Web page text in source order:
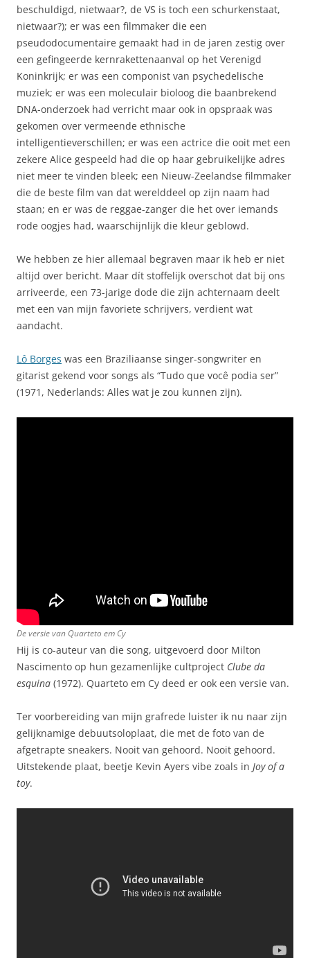
beschuldigd, nietwaar?, de VS is toch een schurkenstaat,
nietwaar?); er was een filmmaker die een
pseudodocumentaire gemaakt had in de jaren zestig over
een gefingeerde kernrakettenaanval op het Verenigd
Koninkrijk; er was een componist van psychedelische
muziek; er was een moleculair bioloog die baanbrekend
DNA-onderzoek had verricht maar ook in opspraak was
gekomen over vermeende ethnische
intelligentieverschillen; er was een actrice die ooit met een
zekere Alice gespeeld had die op haar gebruikelijke adres
niet meer te vinden bleek; een Nieuw-Zeelandse filmmaker
die de beste film van dat werelddeel op zijn naam had
staan; en er was de reggae-zanger die het over iemands
rode oogjes had, waarschijnlijk die kleur geblowd.
We hebben ze hier allemaal begraven maar ik heb er niet
altijd over bericht. Maar dít stoffelijk overschot dat bij ons
arriveerde, een 73-jarige dode die zijn achternaam deelt
met een van mijn favoriete schrijvers, verdient wat
aandacht.
Lô Borges was een Braziliaanse singer-songwriter en
gitarist gekend voor songs als “Tudo que você podia ser”
(1971, Nederlands: Alles wat je zou kunnen zijn).
De versie van Quarteto em Cy
Hij is co-auteur van die song, uitgevoerd door Milton
Nascimento op hun gezamenlijke cultproject Clube da
esquina (1972). Quarteto em Cy deed er ook een versie van.
Ter voorbereiding van mijn grafrede luister ik nu naar zijn
gelijknamige debuutsoloplaat, die met de foto van de
afgetrapte sneakers. Nooit van gehoord. Nooit gehoord.
Uitstekende plaat, beetje Kevin Ayers vibe zoals in Joy of a
toy.